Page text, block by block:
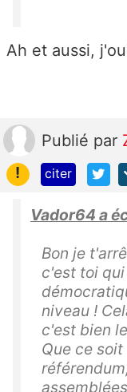
Ah et aussi,
Publié par
!
citer
Vador64 a
Bon je
c'est toi
niveau !
c'est bien
Que ce